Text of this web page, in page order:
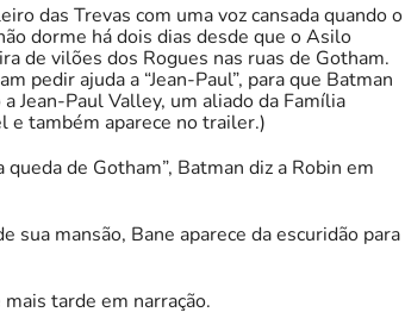
das Trevas com uma voz cansada quando o
dorme há dois dias desde que o Asilo
de vilões dos Rogues nas ruas de Gotham.
pedir ajuda a “Jean-Paul”, para que Batman
Jean-Paul Valley, um aliado da Família
e também aparece no trailer.)
de Gotham”, Batman diz a Robin em
sua mansão, Bane aparece da escuridão para
tarde em narração.